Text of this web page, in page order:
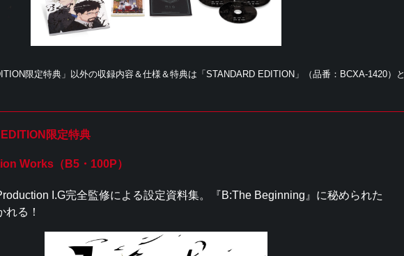
限定特典」以外の収録内容＆仕様＆特典は「STANDARD EDITION」（品番：BCXA-1420）と
限定特典
Works（B5・100P）
I.G完全監修による設定資料集。『B:The Beginning』に秘められた
れる！